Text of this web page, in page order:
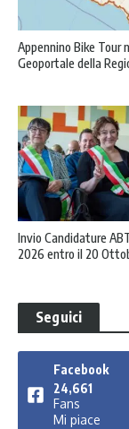
Appennino Bike Tour
Geoportale della
Invio Candidature
2026 entro il 20
Seguici
Facebook
24,661
Fans
Mi piace